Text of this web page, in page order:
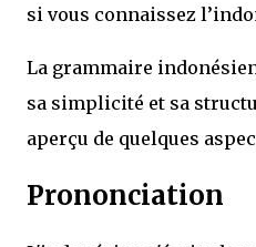
si vous connaissez
La grammaire
sa simplicité et sa
aperçu de quelques
Prononciation